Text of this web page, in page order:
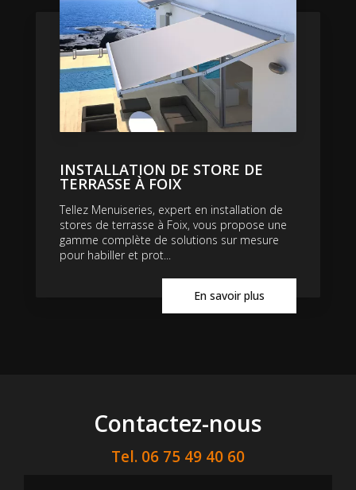
INSTALLATION DE STORE DE
TERRASSE À FOIX
Tellez Menuiseries, expert en installation de
stores de terrasse à Foix, vous propose une
gamme complète de solutions sur mesure
pour habiller et prot...
En savoir plus
Contactez-nous
Tel. 06 75 49 40 60